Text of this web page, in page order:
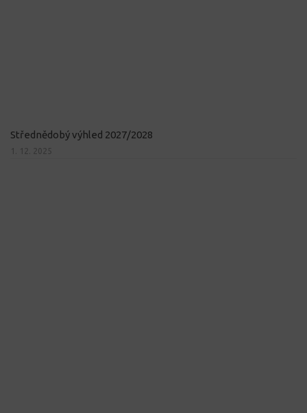
Střednědobý výhled 2027/2028
1. 12. 2025